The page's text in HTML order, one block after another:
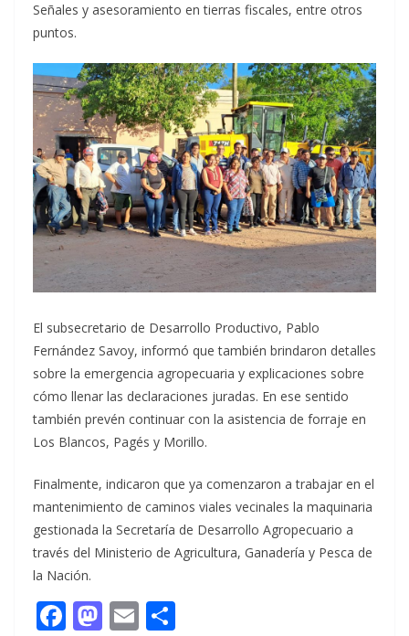
Señales y asesoramiento en tierras fiscales, entre otros
puntos.
El subsecretario de Desarrollo Productivo, Pablo
Fernández Savoy, informó que también brindaron detalles
sobre la emergencia agropecuaria y explicaciones sobre
cómo llenar las declaraciones juradas. En ese sentido
también prevén continuar con la asistencia de forraje en
Los Blancos, Pagés y Morillo.
Finalmente, indicaron que ya comenzaron a trabajar en el
mantenimiento de caminos viales vecinales la maquinaria
gestionada la Secretaría de Desarrollo Agropecuario a
través del Ministerio de Agricultura, Ganadería y Pesca de
la Nación.
F M E